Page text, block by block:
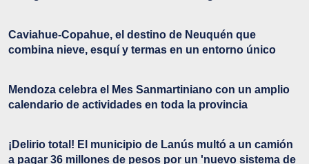
Caviahue-Copahue, el destino de Neuquén que
combina nieve, esquí y termas en un entorno único
Mendoza celebra el Mes Sanmartiniano con un amplio
calendario de actividades en toda la provincia
¡Delirio total! El municipio de Lanús multó a un camión
a pagar 36 millones de pesos por un 'nuevo sistema de